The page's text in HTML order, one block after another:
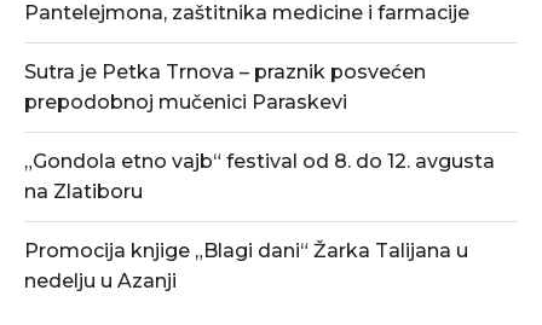
Pantelejmona, zaštitnika medicine i farmacije
Sutra je Petka Trnova – praznik posvećen
prepodobnoj mučenici Paraskevi
„Gondola etno vajb“ festival od 8. do 12. avgusta
na Zlatiboru
Promocija knjige „Blagi dani“ Žarka Talijana u
nedelju u Azanji